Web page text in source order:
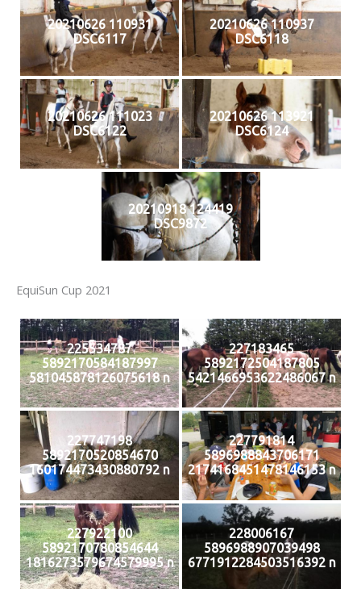
20210626 110931
DSC6117
20210626 110937
DSC6118
20210626 111023
DSC6122
20210626 113921
DSC6124
20210918 124419
DSC9872
EquiSun Cup 2021
225534787
5892170584187997
581045878126075618 n
227183465
5892172504187805
5421466953622486067 n
227747198
5892170520854670
160174473430880792 n
227791814
5896988843706171
2174168451478146153 n
227922100
5892170780854644
1816273579674579995 n
228006167
5896988907039498
6771912284503516392 n